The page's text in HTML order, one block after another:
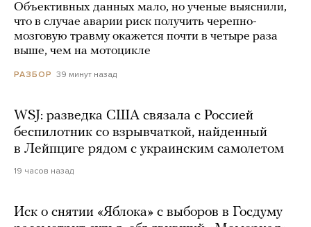
Объективных данных мало, но ученые выяснили,
что в случае аварии риск получить черепно-
мозговую травму окажется почти в четыре раза
выше, чем на мотоцикле
РАЗБОР 39 минут назад
WSJ: разведка США связала с Россией
беспилотник со взрывчаткой, найденный
в Лейпциге рядом с украинским самолетом
19 часов назад
Иск о снятии «Яблока» с выборов в Госдуму